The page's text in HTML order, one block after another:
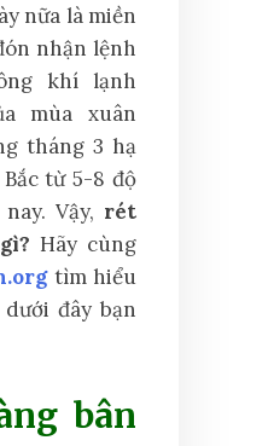
nữa là miền
nhận lệnh
khí lạnh
mùa xuân
tháng 3 hạ
từ 5-8 độ
Vậy, rét
Hãy cùng
tìm hiểu
đây bạn
bân